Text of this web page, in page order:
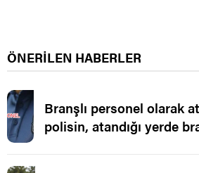
ÖNERİLEN HABERLER
Branşlı personel olarak
polisin, atandığı yerde